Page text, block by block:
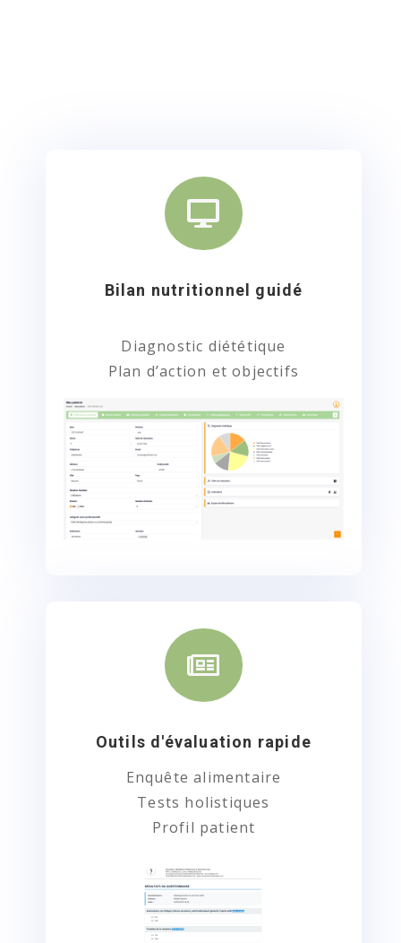

Bilan nutritionnel guidé
Diagnostic diététique
Plan d’action et objectifs

Outils d'évaluation rapide
Enquête alimentaire
Tests holistiques
Profil patient